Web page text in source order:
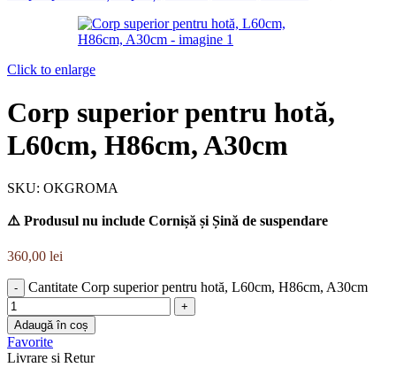
Click to enlarge
Corp superior pentru hotă,
L60cm, H86cm, A30cm
SKU: OKGROMA
⚠️ Produsul nu include Cornișă și Șină de suspendare
360,00 lei
Cantitate Corp superior pentru hotă, L60cm, H86cm, A30cm
Adaugă în coș
Favorite
Livrare si Retur